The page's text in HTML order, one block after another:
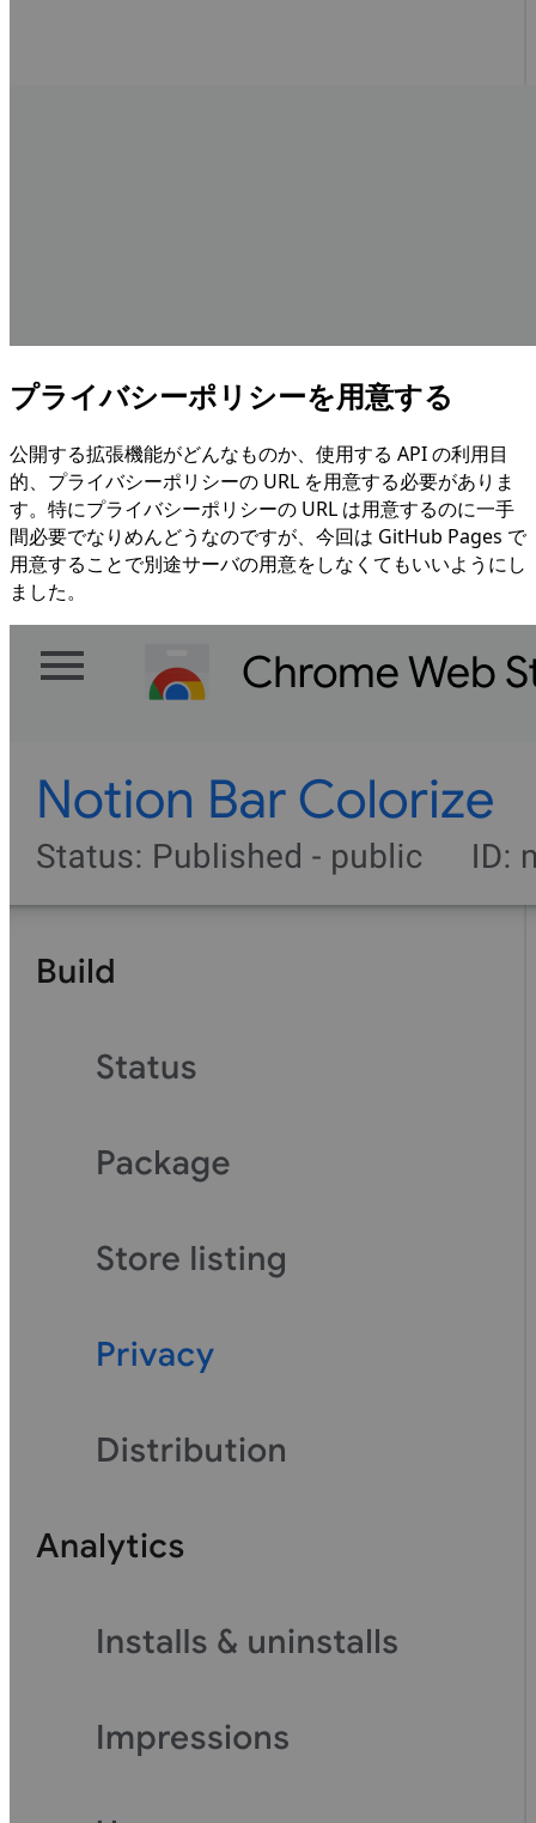
プライバシーポリシーを用意する
公開する拡張機能がどんなものか、使用する API の利用目
的、プライバシーポリシーの URL を用意する必要がありま
す。特にプライバシーポリシーの URL は用意するのに一手
間必要でなりめんどうなのですが、今回は GitHub Pages で
用意することで別途サーバの用意をしなくてもいいようにし
ました。